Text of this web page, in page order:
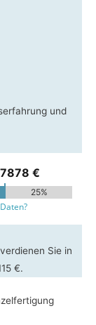
und
€
25%
Sie in
€.